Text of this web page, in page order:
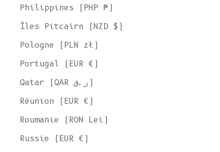
Philippines (PHP ₱)
Îles Pitcairn (NZD $)
Pologne (PLN zł)
Portugal (EUR €)
Qatar (QAR ر.ق)
Réunion (EUR €)
Roumanie (RON Lei)
Russie (EUR €)